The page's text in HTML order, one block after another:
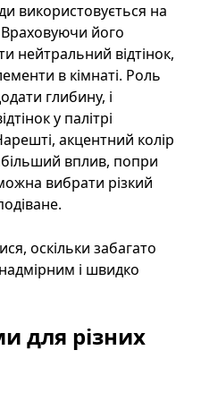
використовується на
Враховуючи його
нейтральний відтінок,
в кімнаті. Роль
глибину, і
у палітрі
акцентний колір
вплив, попри
вибрати різкий
оскільки забагато
і швидко
для різних